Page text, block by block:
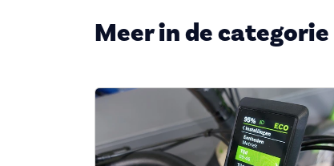
Meer in de categorie